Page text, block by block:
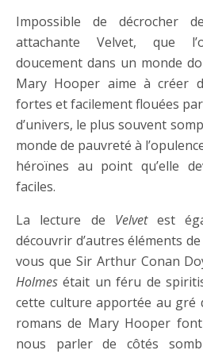
Impossible de décrocher
attachante Velvet, que
doucement dans un monde
Mary Hooper aime à créer
fortes et facilement flouées
d’univers, le plus souvent
monde de pauvreté à
héroïnes au point qu’elle
faciles.
La lecture de Velvetest
découvrir d’autres éléments
vous que Sir Arthur Conan
Holmes était un féru de
cette culture apportée au gré
romans de Mary Hooper
nous parler de côtés